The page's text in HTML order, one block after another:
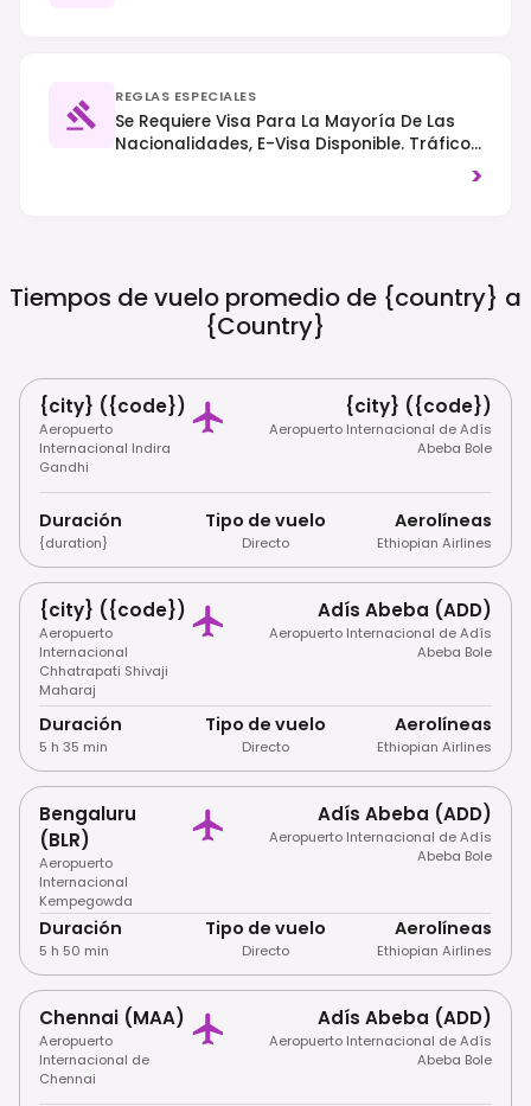
REGLAS ESPECIALES
Se Requiere Visa Para La Mayoría De Las
Nacionalidades, E-Visa Disponible. Tráfico
>
Tiempos de vuelo promedio de {country} a
{country}
{city} ({code})
Aeropuerto
Internacional Indira
Gandhi
{city} ({code})
Aeropuerto Internacional de Adís
Abeba Bole
Duración
{duration}
Tipo de vuelo
Directo
Aerolíneas
Ethiopian Airlines
{city} ({code})
Aeropuerto
Internacional
Chhatrapati Shivaji
Maharaj
Adís Abeba (ADD)
Aeropuerto Internacional de Adís
Abeba Bole
Duración
5 h 35 min
Tipo de vuelo
Directo
Aerolíneas
Ethiopian Airlines
Bengaluru
(BLR)
Aeropuerto
Internacional
Kempegowda
Adís Abeba (ADD)
Aeropuerto Internacional de Adís
Abeba Bole
Duración
5 h 50 min
Tipo de vuelo
Directo
Aerolíneas
Ethiopian Airlines
Chennai (MAA)
Aeropuerto
Internacional de
Chennai
Adís Abeba (ADD)
Aeropuerto Internacional de Adís
Abeba Bole